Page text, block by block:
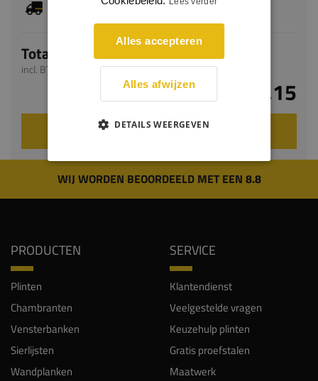
Totaal
incl. BTW
€ 23,15
VOEG TOE AAN WINKELWAGEN
WIJ WORDEN BEOORDEELD MET EEN 8.8
PRODUCTEN
Plinten
Chambranten
Vensterbanken
Sierlijsten
Wandplanken
SERVICE
Klantendienst
Veelgestelde vragen
Keuzehulp plinten
Gratis proefstalen
Maatwerk
Alles accepteren
Alles afwijzen
DETAILS WEERGEVEN